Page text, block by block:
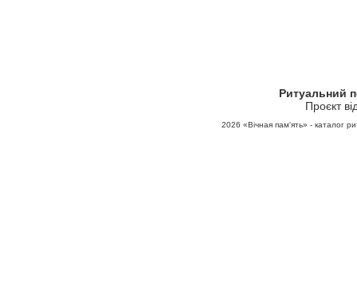
Ритуальний
Проєкт
2026 «Вічная пам'ять» - каталог